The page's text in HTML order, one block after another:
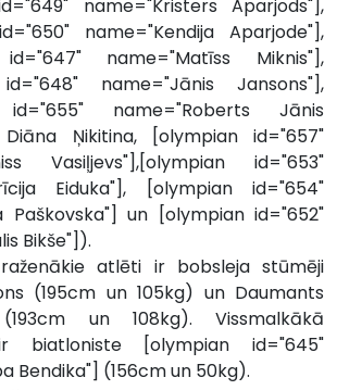
name="Kristers Aparjods"],
name="Kendija Aparjode"],
name="Matīss Miknis"],
name="Jānis Jansons"],
id="655" name="Roberts Jānis
Diāna Ņikitina, [olympian id="657"
Vasiļjevs"],[olympian id="653"
Eiduka"], [olympian id="654"
Paškovska"] un [olympian id="652"
Bikše"]).
atlēti ir bobsleja stūmēji
(195cm un 105kg) un Daumants
un 108kg). Vissmalkākā
biatloniste [olympian id="645"
Bendika"] (156cm un 50kg).